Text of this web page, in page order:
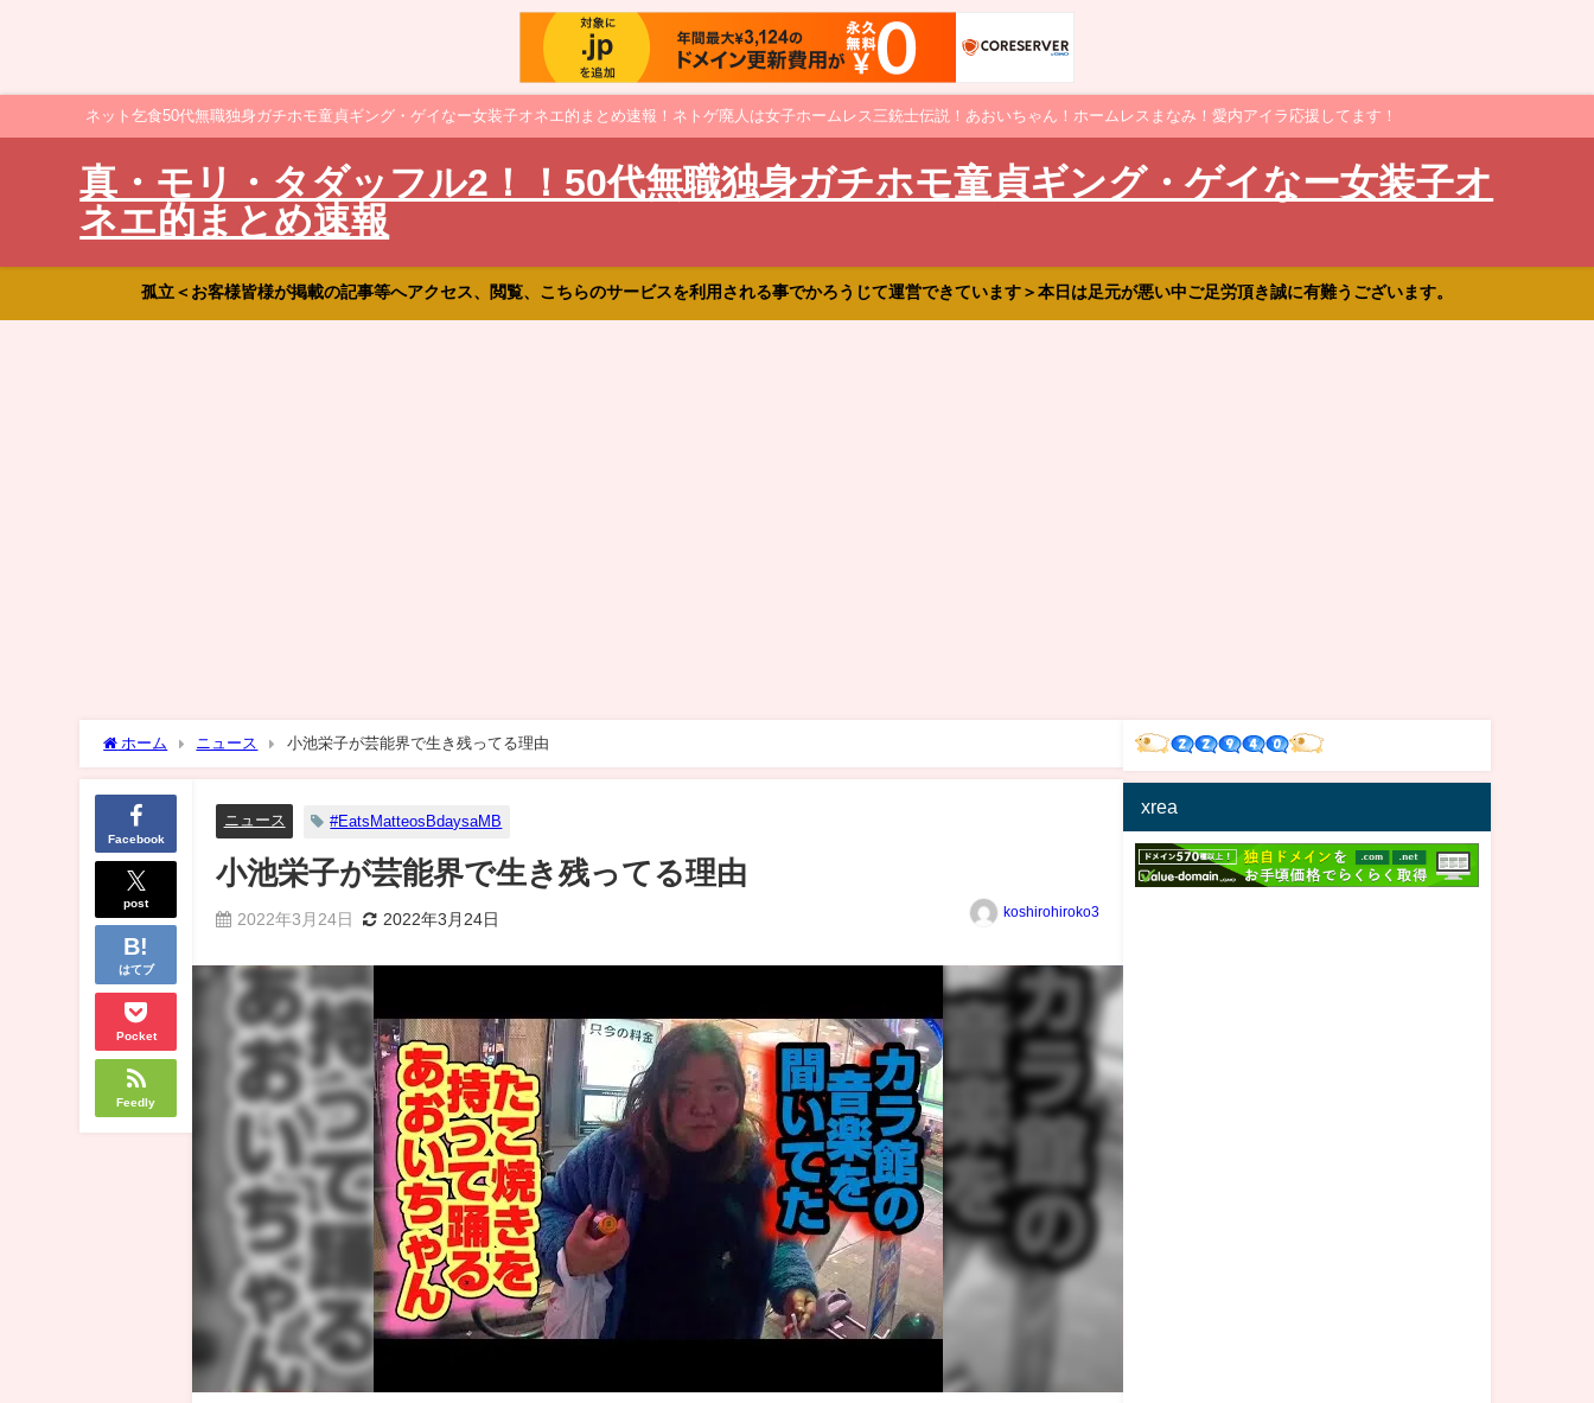
ネット乞食50代無職独身ガチホモ童貞ギング・ゲイなー女装子オネエ的まとめ速報！ネトゲ廃人は女子ホームレス三銃士伝説！あおいちゃん！ホームレスまなみ！愛内アイラ応援してます！
真・モリ・タダッフル2！！50代無職独身ガチホモ童貞ギング・ゲイなー女装子オ
ネエ的まとめ速報
孤立＜お客様皆様が掲載の記事等へアクセス、閲覧、こちらのサービスを利用される事でかろうじて運営できています＞本日は足元が悪い中ご足労頂き誠に有難うございます。
ホーム ニュース 小池栄子が芸能界で生き残ってる理由
Facebook
post
はてブ
Pocket
Feedly
ニュース #EatsMatteosBdaysaMB
小池栄子が芸能界で生き残ってる理由
2022年3月24日 2022年3月24日 koshirohiroko3
xrea